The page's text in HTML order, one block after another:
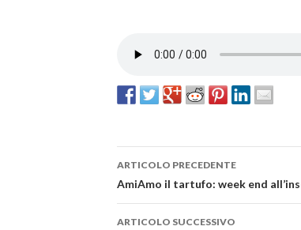
Navigazione
articolo
ARTICOLO PRECEDENTE
AmiAmo il tartufo: week end
ARTICOLO SUCCESSIVO